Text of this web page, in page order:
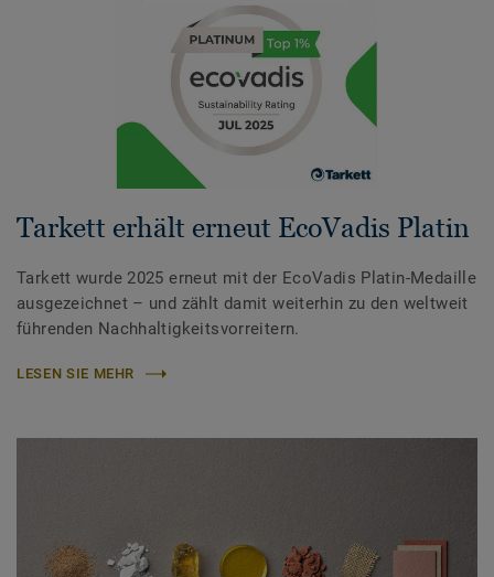
Tarkett erhält erneut EcoVadis Platin
Tarkett wurde 2025 erneut mit der EcoVadis Platin-Medaille
ausgezeichnet – und zählt damit weiterhin zu den weltweit
führenden Nachhaltigkeitsvorreitern.
LESEN SIE MEHR